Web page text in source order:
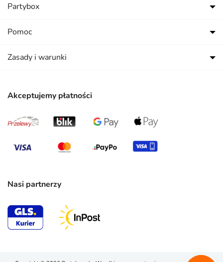
Akceptujemy płatności
Nasi partnerzy
Partybox
Pomoc
Zasady i warunki